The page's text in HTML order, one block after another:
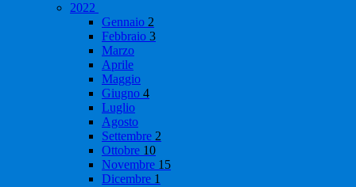
2022
Gennaio 2
Febbraio 3
Marzo
Aprile
Maggio
Giugno 4
Luglio
Agosto
Settembre 2
Ottobre 10
Novembre 15
Dicembre 1